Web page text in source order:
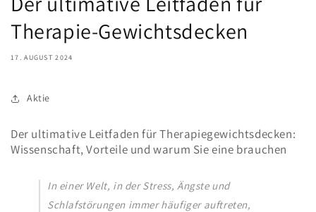
Therapie-Gewichtsdecken
17. AUGUST 2024
Aktie
Der ultimative Leitfaden für Therapiegewichtsdecken:
Wissenschaft, Vorteile und warum Sie eine brauchen
In einer Welt, in der Stress, Ängste und
Schlafstörungen immer häufiger auftreten,